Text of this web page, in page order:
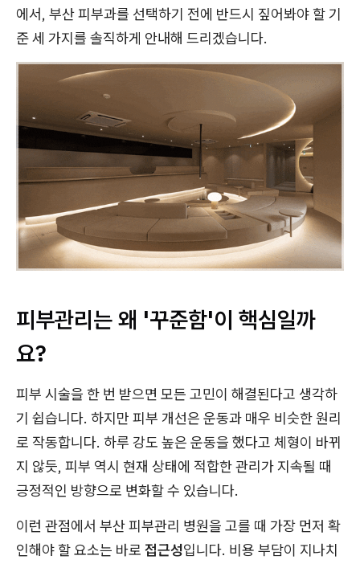
에서, 부산 피부과를 선택하기 전에 반드시 짚어봐야 할 기
준 세 가지를 솔직하게 안내해 드리겠습니다.
피부관리는 왜 '꾸준함'이 핵심일까
요?
피부 시술을 한 번 받으면 모든 고민이 해결된다고 생각하
기 쉽습니다. 하지만 피부 개선은 운동과 매우 비슷한 원리
로 작동합니다. 하루 강도 높은 운동을 했다고 체형이 바뀌
지 않듯, 피부 역시 현재 상태에 적합한 관리가 지속될 때
긍정적인 방향으로 변화할 수 있습니다.
이런 관점에서 부산 피부관리 병원을 고를 때 가장 먼저 확
인해야 할 요소는 바로 접근성입니다. 비용 부담이 지나치